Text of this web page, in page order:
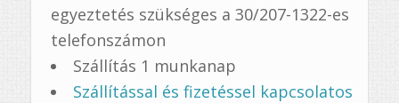
egyeztetés szükséges a 30/207-1322-es
telefonszámon
Szállítás 1 munkanap
Szállítással és fizetéssel kapcsolatos